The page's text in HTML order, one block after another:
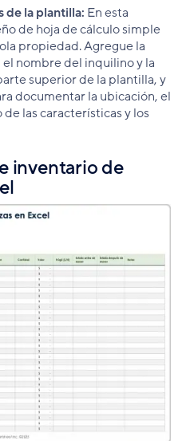
de la plantilla: En esta
de hoja de cálculo simple
propiedad. Agregue la
nombre del inquilino y la
superior de la plantilla, y
documentar la ubicación, el
las características y los
inventario de